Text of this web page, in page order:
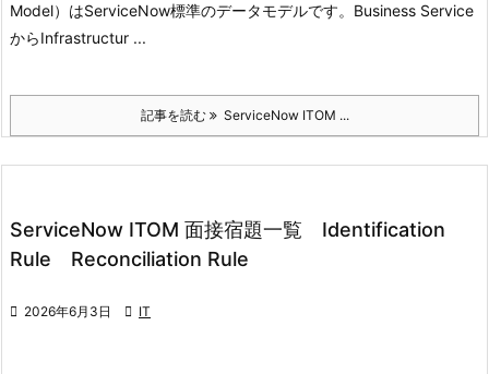
Model）はServiceNow標準のデータモデルです。 Business Service
からInfrastructur ...
記事を読む ServiceNow ITOM ...
ServiceNow ITOM 面接宿題一覧 Identification
Rule Reconciliation Rule
 2026年6月3日  IT